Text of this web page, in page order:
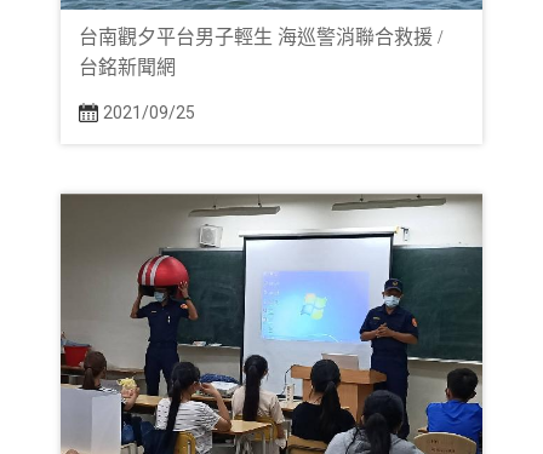
台南觀夕平台男子輕生 海巡警消聯合救援 /
台銘新聞網
2021/09/25